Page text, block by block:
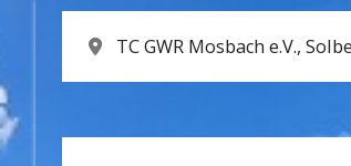
TC GWR Mosbach e.V.,